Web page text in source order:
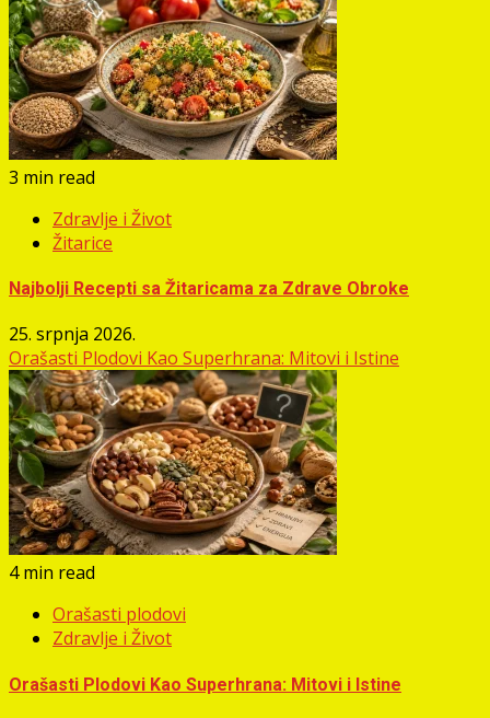
3 min read
Zdravlje i Život
Žitarice
Najbolji Recepti sa Žitaricama za Zdrave Obroke
25. srpnja 2026.
Orašasti Plodovi Kao Superhrana: Mitovi i Istine
4 min read
Orašasti plodovi
Zdravlje i Život
Orašasti Plodovi Kao Superhrana: Mitovi i Istine